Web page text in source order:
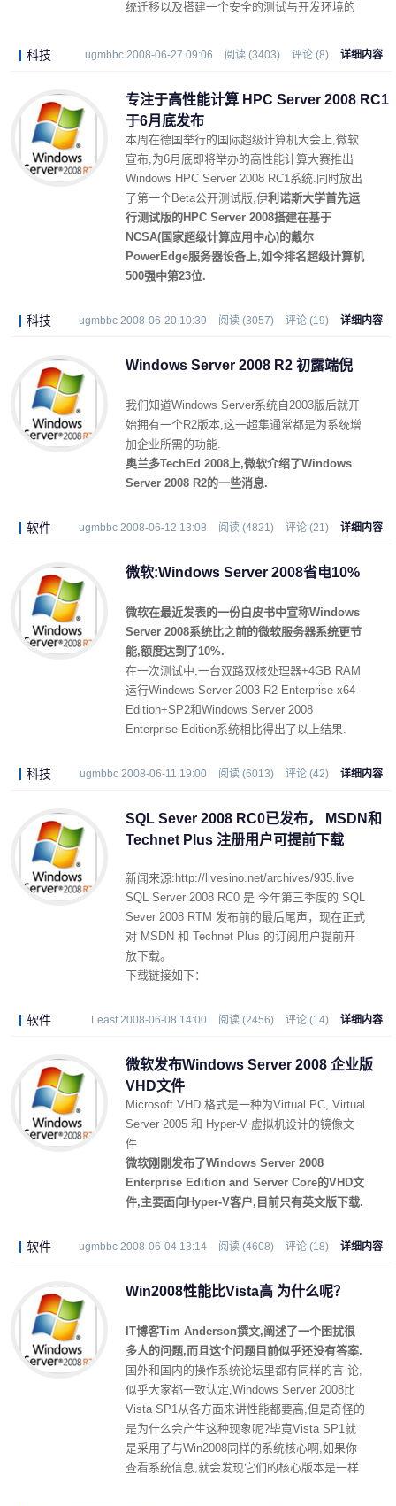
统迁移以及搭建一个安全的测试与开发环境的
科技 ugmbbc 2008-06-27 09:06 阅读 (3403) 评论 (8) 详细内容
专注于高性能计算 HPC Server 2008 RC1
于6月底发布
本周在德国举行的国际超级计算机大会上,微软
宣布,为6月底即将举办的高性能计算大赛推出
Windows HPC Server 2008 RC1系统.同时放出
了第一个Beta公开测试版,伊利诺斯大学首先运
行测试版的HPC Server 2008搭建在基于
NCSA(国家超级计算应用中心)的戴尔
PowerEdge服务器设备上,如今排名超级计算机
500强中第23位.
科技 ugmbbc 2008-06-20 10:39 阅读 (3057) 评论 (19) 详细内容
Windows Server 2008 R2 初露端倪
我们知道Windows Server系统自2003版后就开
始拥有一个R2版本,这一超集通常都是为系统增
加企业所需的功能.
奥兰多TechEd 2008上,微软介绍了Windows
Server 2008 R2的一些消息.
软件 ugmbbc 2008-06-12 13:08 阅读 (4821) 评论 (21) 详细内容
微软:Windows Server 2008省电10%
微软在最近发表的一份白皮书中宣称Windows
Server 2008系统比之前的微软服务器系统更节
能,额度达到了10%.
在一次测试中,一台双路双核处理器+4GB RAM
运行Windows Server 2003 R2 Enterprise x64
Edition+SP2和Windows Server 2008
Enterprise Edition系统相比得出了以上结果.
科技 ugmbbc 2008-06-11 19:00 阅读 (6013) 评论 (42) 详细内容
SQL Sever 2008 RC0已发布， MSDN和
Technet Plus 注册用户可提前下载
新闻来源:http://livesino.net/archives/935.live
SQL Server 2008 RC0 是 今年第三季度的 SQL
Sever 2008 RTM 发布前的最后尾声，现在正式
对 MSDN 和 Technet Plus 的订阅用户提前开
放下载。
下载链接如下：
软件 Least 2008-06-08 14:00 阅读 (2456) 评论 (14) 详细内容
微软发布Windows Server 2008 企业版
VHD文件
Microsoft VHD 格式是一种为Virtual PC, Virtual
Server 2005 和 Hyper-V 虚拟机设计的镜像文
件.
微软刚刚发布了Windows Server 2008
Enterprise Edition and Server Core的VHD文
件,主要面向Hyper-V客户,目前只有英文版下载.
软件 ugmbbc 2008-06-04 13:14 阅读 (4608) 评论 (18) 详细内容
Win2008性能比Vista高 为什么呢？
IT博客Tim Anderson撰文,阐述了一个困扰很
多人的问题,而且这个问题目前似乎还没有答案.
国外和国内的操作系统论坛里都有同样的言 论,
似乎大家都一致认定,Windows Server 2008比
Vista SP1从各方面来讲性能都要高,但是奇怪的
是为什么会产生这种现象呢?毕竟Vista SP1就
是采用了与Win2008同样的系统核心啊,如果你
查看系统信息,就会发现它们的核心版本是一样